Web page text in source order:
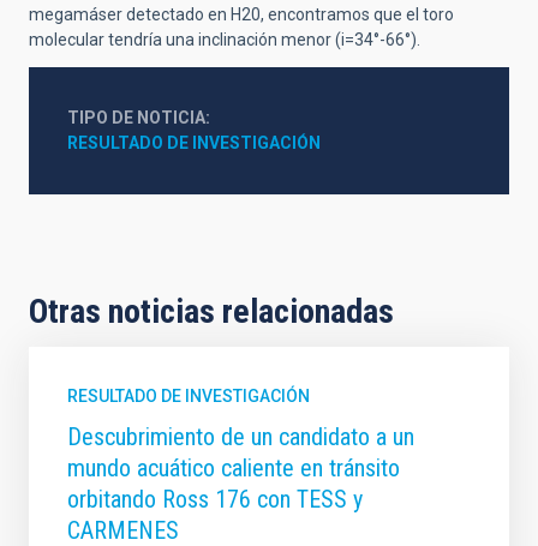
megamáser detectado en H20, encontramos que el toro
molecular tendría una inclinación menor (i=34°-66°).
TIPO DE NOTICIA
RESULTADO DE INVESTIGACIÓN
Otras noticias relacionadas
RESULTADO DE INVESTIGACIÓN
Descubrimiento de un candidato a un
mundo acuático caliente en tránsito
orbitando Ross 176 con TESS y
CARMENES